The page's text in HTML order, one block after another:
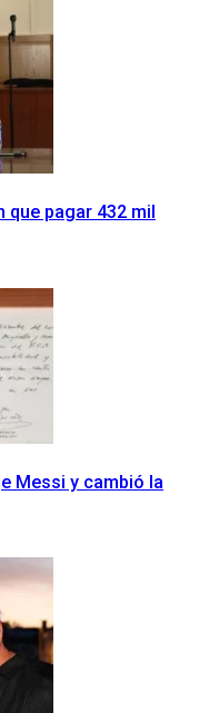
que pagar 432 mil
Messi y cambió la